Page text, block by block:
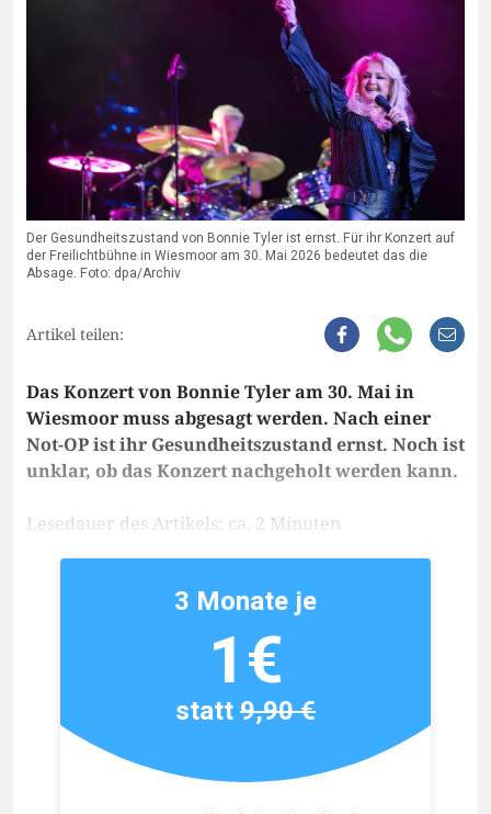
Der Gesundheitszustand von Bonnie Tyler ist ernst. Für ihr Konzert auf
der Freilichtbühne in Wiesmoor am 30. Mai 2026 bedeutet das die
Absage. Foto: dpa/Archiv
Artikel teilen:
Das Konzert von Bonnie Tyler am 30. Mai in
Wiesmoor muss abgesagt werden. Nach einer
Not-OP ist ihr Gesundheitszustand ernst. Noch ist
unklar, ob das Konzert nachgeholt werden kann.
Lesedauer des Artikels: ca. 2 Minuten
3 Monate je
1€
statt9,90 €